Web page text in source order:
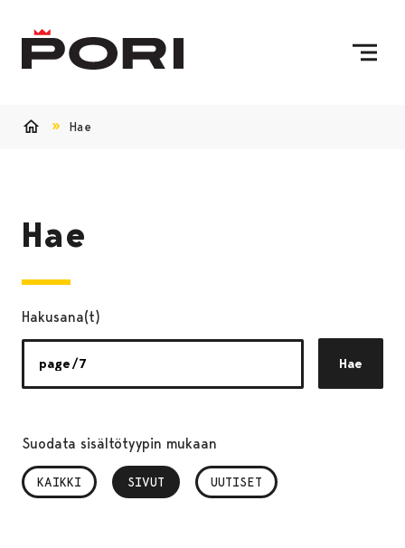
Hae
Hae
Hakusana(t)
Hae
Suodata sisältötyypin mukaan
KAIKKI SIVUT
, VALITTU UUTISET